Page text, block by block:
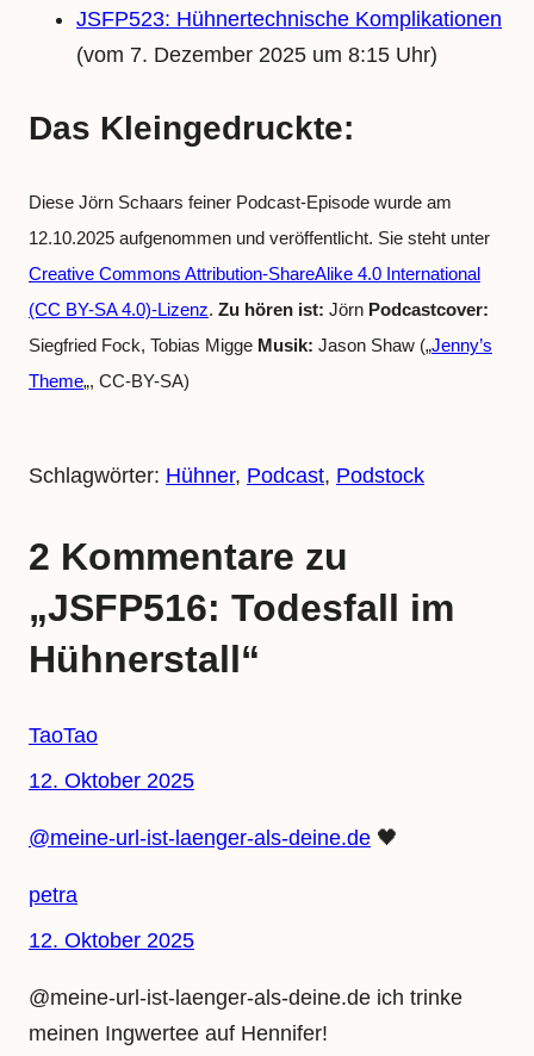
JSFP523: Hühnertechnische Komplikationen
(vom 7. Dezember 2025 um 8:15 Uhr)
Das Kleingedruckte:
Diese Jörn Schaars feiner Podcast-Episode wurde am
12.10.2025 aufgenommen und veröffentlicht. Sie steht unter
Creative Commons Attribution-ShareAlike 4.0 International
(CC BY-SA 4.0)-Lizenz. Zu hören ist: Jörn Podcastcover:
Siegfried Fock, Tobias Migge Musik: Jason Shaw („Jenny’s
Theme„, CC-BY-SA)
Schlagwörter: Hühner, Podcast, Podstock
2 Kommentare zu
„JSFP516: Todesfall im
Hühnerstall“
TaoTao
12. Oktober 2025
@meine-url-ist-laenger-als-deine.de 🖤
petra
12. Oktober 2025
@meine-url-ist-laenger-als-deine.de ich trinke
meinen Ingwertee auf Hennifer!